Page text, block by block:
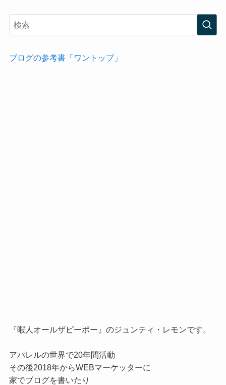
ブログの参考書「ワントップ」
『暇人オールザピーポー』のジュンティ・レモンです。
アパレルの世界で20年間活動
その後2018年からWEBマーケッターに
家でブログを書いたり